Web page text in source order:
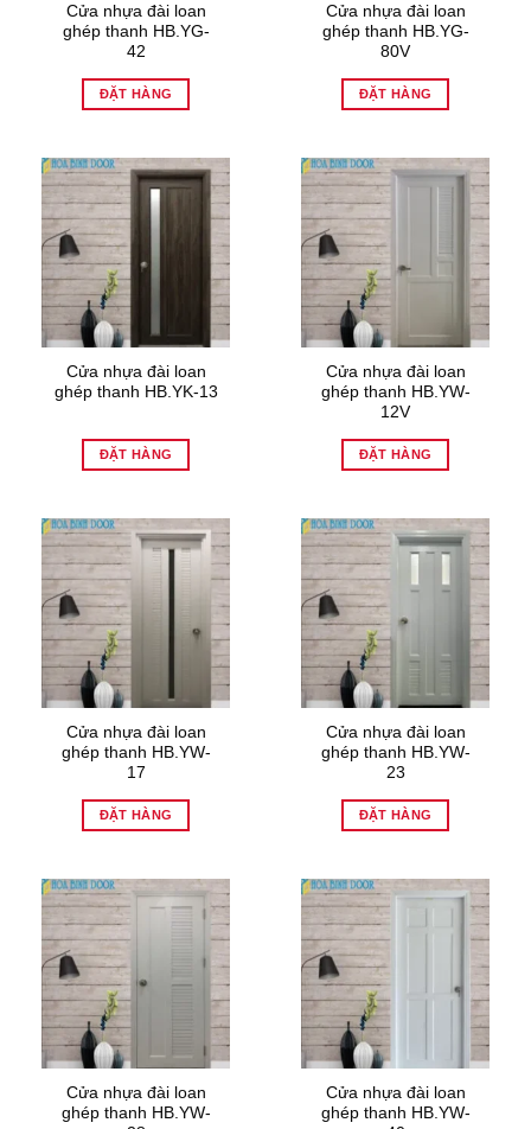
Cửa nhựa đài loan
ghép thanh HB.YG-
42
ĐẶT HÀNG
Cửa nhựa đài loan
ghép thanh HB.YG-
80V
ĐẶT HÀNG
Cửa nhựa đài loan
ghép thanh HB.YK-13
ĐẶT HÀNG
Cửa nhựa đài loan
ghép thanh HB.YW-
12V
ĐẶT HÀNG
Cửa nhựa đài loan
ghép thanh HB.YW-
17
ĐẶT HÀNG
Cửa nhựa đài loan
ghép thanh HB.YW-
23
ĐẶT HÀNG
Cửa nhựa đài loan
ghép thanh HB.YW-
Cửa nhựa đài loan
ghép thanh HB.YW-